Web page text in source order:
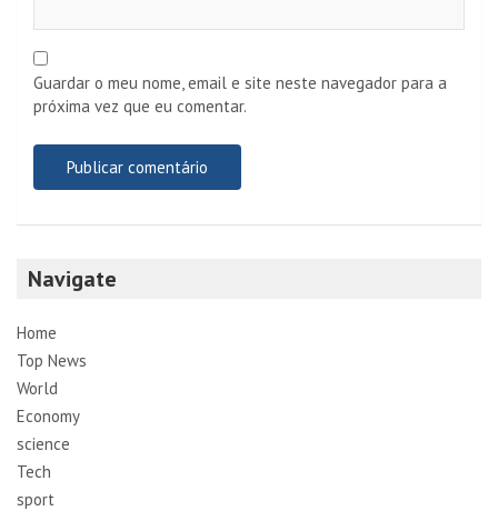
Guardar o meu nome, email e site neste navegador para a
próxima vez que eu comentar.
Navigate
Home
Top News
World
Economy
science
Tech
sport